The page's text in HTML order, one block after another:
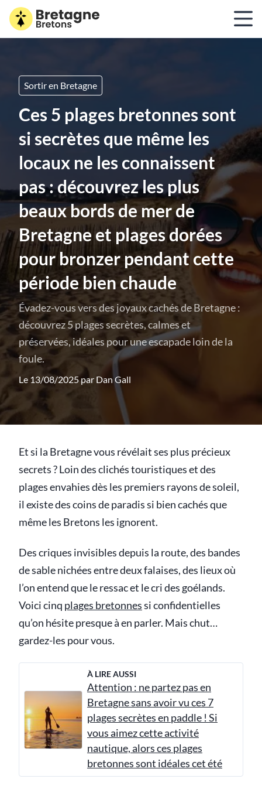
Sortir en Bretagne
Ces 5 plages bretonnes sont
si secrètes que même les
locaux ne les connaissent
pas : découvrez les plus
beaux bords de mer de
Bretagne et plages dorées
pour bronzer pendant cette
période bien chaude
Évadez-vous vers des joyaux cachés de Bretagne :
découvrez 5 plages secrètes, calmes et
préservées, idéales pour une escapade loin de la
foule.
Le 13/08/2025 par Dan Gall
Et si la Bretagne vous révélait ses plus précieux
secrets ? Loin des clichés touristiques et des
plages envahies dès les premiers rayons de soleil,
il existe des coins de paradis si bien cachés que
même les Bretons les ignorent.
Des criques invisibles depuis la route, des bandes
de sable nichées entre deux falaises, des lieux où
l’on entend que le ressac et le cri des goélands.
Voici cinq plages bretonnessi confidentielles
qu’on hésite presque à en parler. Mais chut…
gardez-les pour vous.
À LIRE AUSSI
Attention : ne partez pas en
Bretagne sans avoir vu ces 7
plages secrètes en paddle ! Si
vous aimez cette activité
nautique, alors ces plages
bretonnes sont idéales cet été